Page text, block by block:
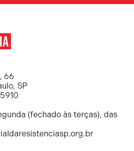
66
SP
(fechado às terças), das